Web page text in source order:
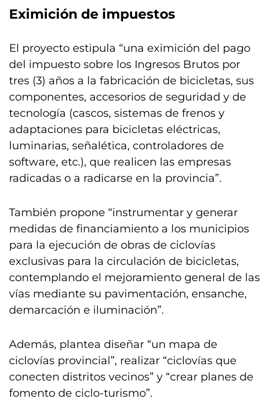
Eximición de impuestos
El proyecto estipula “una eximición del pago
del impuesto sobre los Ingresos Brutos por
tres (3) años a la fabricación de bicicletas, sus
componentes, accesorios de seguridad y de
tecnología (cascos, sistemas de frenos y
adaptaciones para bicicletas eléctricas,
luminarias, señalética, controladores de
software, etc.), que realicen las empresas
radicadas o a radicarse en la provincia”.
También propone “instrumentar y generar
medidas de financiamiento a los municipios
para la ejecución de obras de ciclovías
exclusivas para la circulación de bicicletas,
contemplando el mejoramiento general de las
vías mediante su pavimentación, ensanche,
demarcación e iluminación”.
Además, plantea diseñar “un mapa de
ciclovías provincial”, realizar “ciclovías que
conecten distritos vecinos” y “crear planes de
fomento de ciclo-turismo”.